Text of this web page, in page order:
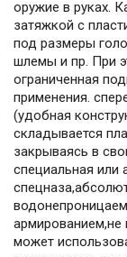
оружие в руках.
затяжкой с
под размеры
шлемы и пр. При
ограниченная
применения.
(удобная
складывается
закрываясь в
специальная
армированием,не
может